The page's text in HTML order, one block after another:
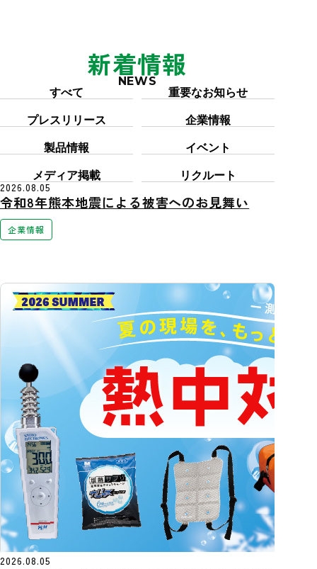
新着情報
NEWS
すべて 重要なお知らせ
プレスリリース 企業情報
製品情報 イベント
メディア掲載 リクルート
カテゴリー「すべて」を6件表示しています
2026.08.05
令和8年熊本地震による被害へのお見舞い
企業情報
2026.08.05